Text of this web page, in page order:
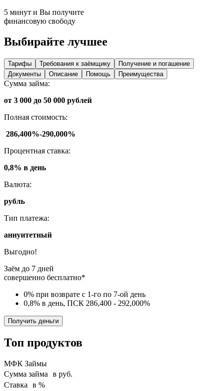
5 минут и Вы получите
финансовую свободу
Выбирайте лучшее
Тарифы Требования к заёмщику
Получение и погашение
Документы
Описание Помощь Преимущества
Сумма займа:
от 3 000 до 50 000 рублей
Полная стоимость:
286,400%-290,000%
Процентная ставка:
0,8% в день
Валюта:
рубль
Тип платежа:
аннуитетный
Выгодно!
Заём до 7 дней
совершенно бесплатно*
0% при возврате с 1-го по 7-ой день
0,8% в день, ПСК 286,400 - 292,000%
Получить деньги
Топ продуктов
МФК Займы
Сумма займа в руб.
Ставка в %